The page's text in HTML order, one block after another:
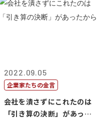
2022.09.05
企業家たちの金言
会社を潰さずにこれたのは
「引き算の決断」があった